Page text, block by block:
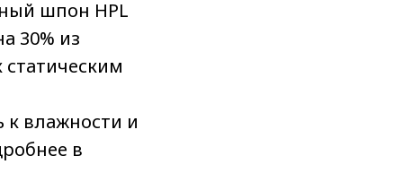
шпон HPL
30% из
к влажности и
в